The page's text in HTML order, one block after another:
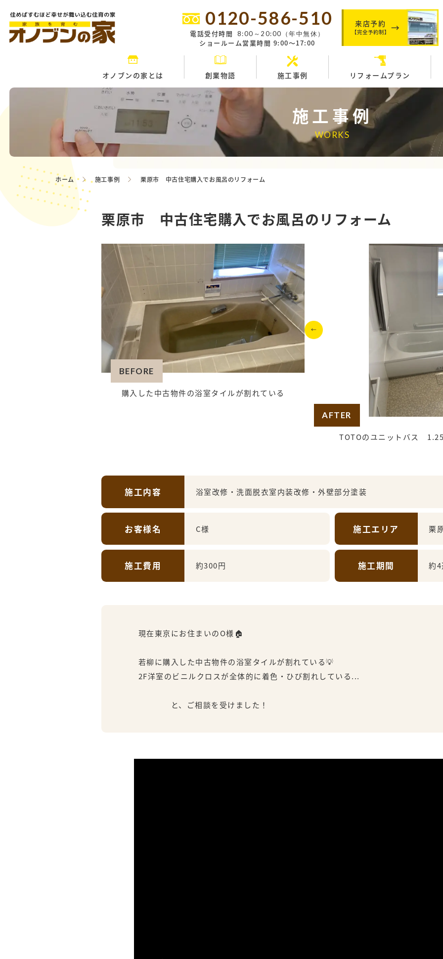
0120-586-510
電話受付時間 8:00～20:00（年中無休）
ショールーム営業時間 9:00～17:00
来店予約
【完全予約制】
オノブンの家とは 創業物語 施工事例 リフォームプラン
施工事例
WORKS
ホーム 施工事例 栗原市 中古住宅購入でお風呂のリフォーム
栗原市 中古住宅購入でお風呂のリフォーム
BEFORE
購入した中古物件の浴室タイルが割れている
TOTOのユニットバス
AFTER
施工内容 浴室改修・洗面脱衣室内装改修・外壁部分塗装
お客様名 C様 施工エリア 栗
施工費用 約300円 施工期間 約
現在東京にお住まいのO様🏠
若柳に購入した中古物件の浴室タイルが割れている💡
2F洋室のビニルクロスが全体的に着色・ひび割れしている...
と、ご相談を受けました！